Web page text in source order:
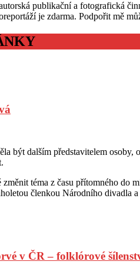
publikační a fotografická
je zdarma. Podpořit mě
být dalším představitelem
změnit téma z času přítomného do
členkou Národního divadla
v ČR – folklórové